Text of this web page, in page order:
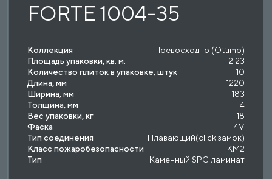
FORTE 1004-35
Коллекция
Превосходно (Ottimo)
Площадь упаковки, кв. м.
2.23
Количество плиток в упаковке, штук
10
Длина, мм
1220
Ширина, мм
183
Толщина, мм
4
Вес упаковки, кг
18
Фаска
4V
Тип соединения
Плавающий(click замок)
Класс пожаробезопасности
КМ2
Тип
Каменный SPC ламинат